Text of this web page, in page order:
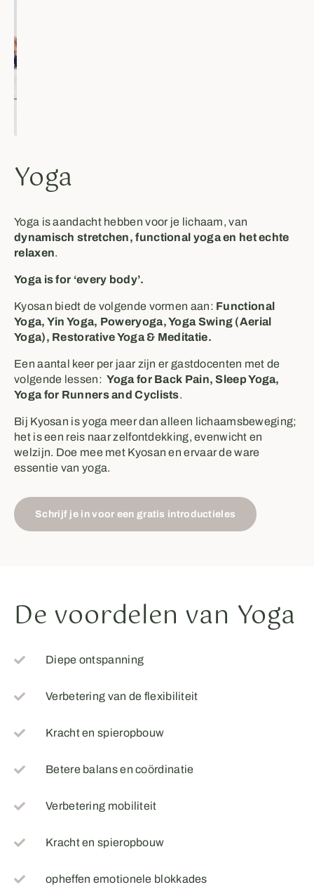
Yoga
Yoga is aandacht hebben voor je lichaam, van
dynamisch stretchen, functional yoga en het echte
relaxen.
Yoga is for ‘every body’.
Kyosan biedt de volgende vormen aan: Functional
Yoga, Yin Yoga, Poweryoga, Yoga Swing (Aerial
Yoga), Restorative Yoga & Meditatie.
Een aantal keer per jaar zijn er gastdocenten met de
volgende lessen:Yoga for Back Pain, Sleep Yoga,
Yoga for Runners and Cyclists.
Bij Kyosan is yoga meer dan alleen lichaamsbeweging;
het is een reis naar zelfontdekking, evenwicht en
welzijn. Doe mee met Kyosan en ervaar de ware
essentie van yoga.
Schrijf je in voor een gratis introductieles
De voordelen van Yoga
Diepe ontspanning
Verbetering van de flexibiliteit
Kracht en spieropbouw​
Betere balans en coördinatie
Verbetering mobiliteit
Kracht en spieropbouw
opheffen emotionele blokkades